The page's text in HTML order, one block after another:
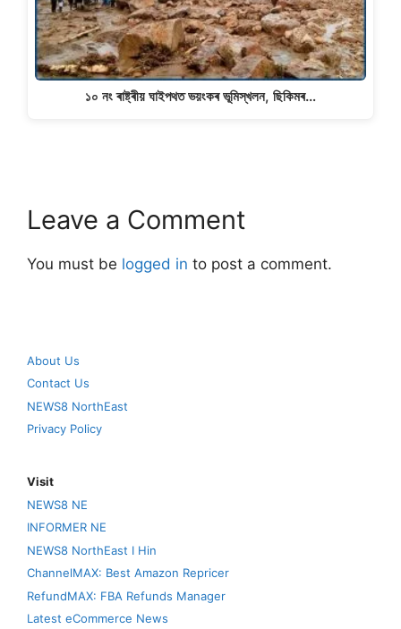
১০ নং ৰাষ্ট্ৰীয় ঘাইপথত ভয়ংকৰ ভূমিস্খলন, ছিকিমৰ…
Leave a Comment
You must be logged in to post a comment.
About Us
Contact Us
NEWS8 NorthEast
Privacy Policy
Visit
NEWS8 NE
INFORMER NE
NEWS8 NorthEast I Hin
ChannelMAX: Best Amazon Repricer
RefundMAX: FBA Refunds Manager
Latest eCommerce News